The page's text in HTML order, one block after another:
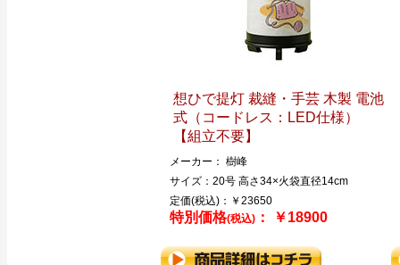
想ひで提灯 裁縫・手芸 木製 電池
式（コードレス：LED仕様）
【組立不要】
メーカー： 樹峰
サイズ：20号 高さ34×火袋直径14cm
定価(税込)：￥23650
特別価格(税込)： ￥18900